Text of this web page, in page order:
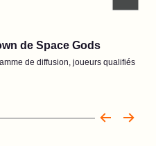
de Space Gods
de diffusion, joueurs qualifiés